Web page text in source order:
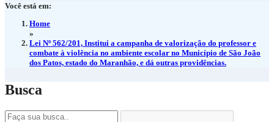
Você está em:
Home
»
Lei Nº 562/201, Institui a campanha de valorização do professor e
combate à violência no ambiente escolar no Município de São João
dos Patos, estado do Maranhão, e dá outras providências.
Busca